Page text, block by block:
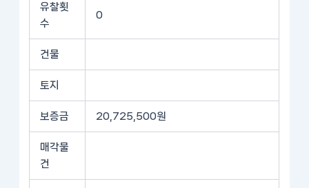
유찰횟
수
0
건물
토지
보증금 20,725,500원
매각물
건